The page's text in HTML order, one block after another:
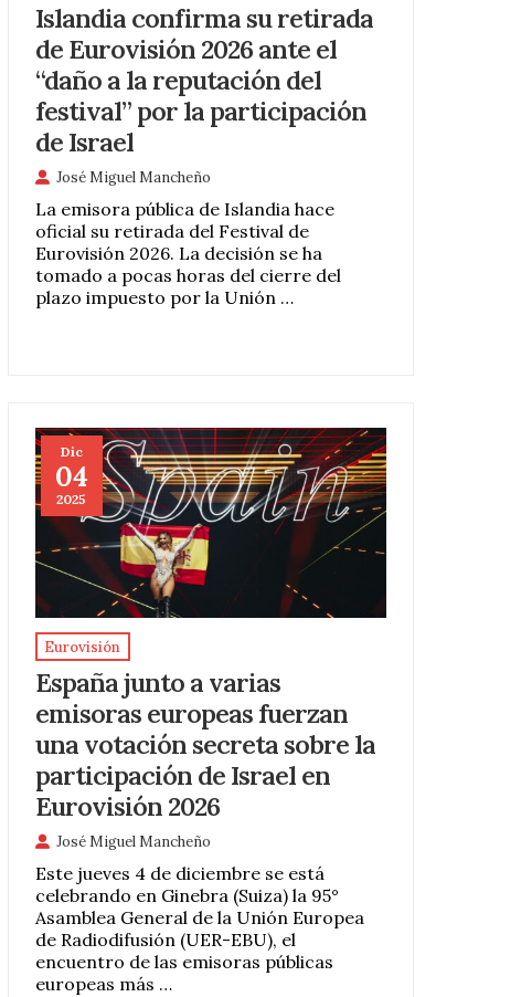
Islandia confirma su retirada
de Eurovisión 2026 ante el
“daño a la reputación del
festival” por la participación
de Israel
José Miguel Mancheño
La emisora pública de Islandia hace
oficial su retirada del Festival de
Eurovisión 2026. La decisión se ha
tomado a pocas horas del cierre del
plazo impuesto por la Unión …
Dic
04
2025
Eurovisión
España junto a varias
emisoras europeas fuerzan
una votación secreta sobre la
participación de Israel en
Eurovisión 2026
José Miguel Mancheño
Este jueves 4 de diciembre se está
celebrando en Ginebra (Suiza) la 95°
Asamblea General de la Unión Europea
de Radiodifusión (UER-EBU), el
encuentro de las emisoras públicas
europeas más …